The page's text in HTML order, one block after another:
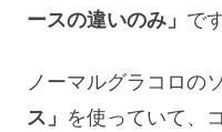
ースの違いのみ」 で
ノーマルグラコロの
ス」 を使っていて、